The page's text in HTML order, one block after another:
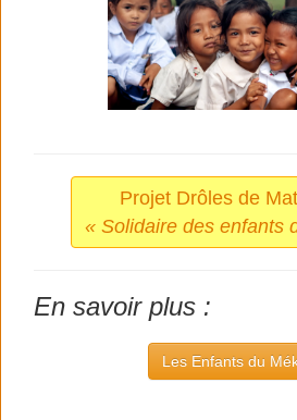
Projet Drôles de
« Solidaire des enfants
En savoir plus :
Les Enfants du